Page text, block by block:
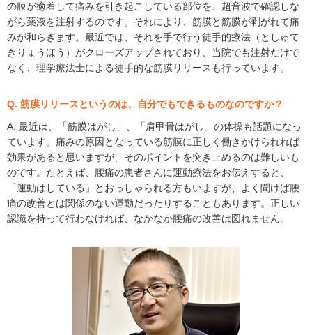
の膜が癒着して痛みを引き起こしている部位を、超音波で確認しな
がら薬液を注射するのです。それにより、筋膜と筋膜が剥がれて痛
みが和らぎます。最近では、それを手で行う徒手的療法（としゅて
きりょうほう）がクローズアップされており、当院でも注射だけで
なく、理学療法士による徒手的な筋膜リリースも行っています。
Q. 筋膜リリースというのは、自分でもできるものなのですか？
A. 最近は、「筋膜はがし」、「肩甲骨はがし」の体操も話題になっ
ています。痛みの原因となっている筋膜に正しく働きかけられれば
効果があると思いますが、そのポイントを突き止めるのは難しいも
のです。たとえば、腰痛の患者さんに運動療法をお伝えすると、
「運動はしている」とおっしゃられる方もいますが、よく聞けば腰
痛の改善とは関係のない運動だったりすることもあります。正しい
認識を持って行わなければ、なかなか腰痛の改善は図れません。